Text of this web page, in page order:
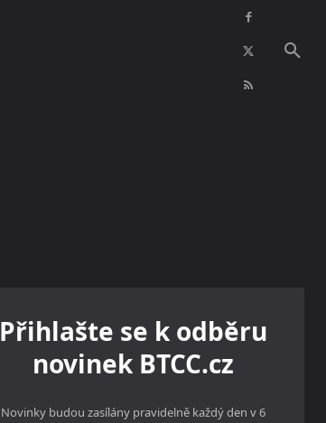
Přihlašte se k odběru
novinek BTCC.cz
Novinky budou zasílány pravidelně každý den v 6